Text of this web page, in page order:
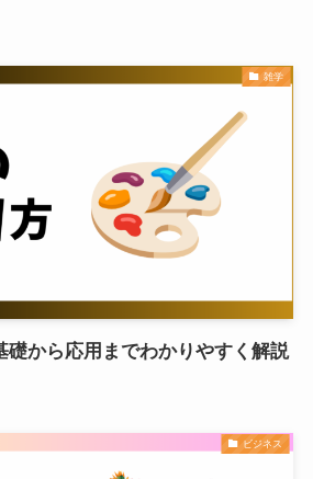
雑学
礎から応用までわかりやすく解説
ビジネス